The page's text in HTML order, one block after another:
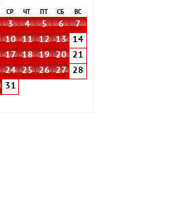
СР ЧТ СБ ВС
3 4 5 6
7
10 11 12 13
14
17 18 19 20
21
24 25 26 27
28
31